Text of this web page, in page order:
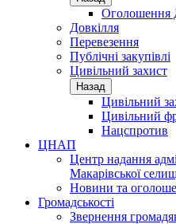
Довкілля
Перевезення
Публічні закупівлі
Цивільний захист
Назад
Цивільний
Цивільний
Нацспротив
ЦНАП
Центр надання
Макарівської
Новини та
Громадськості
Звернення